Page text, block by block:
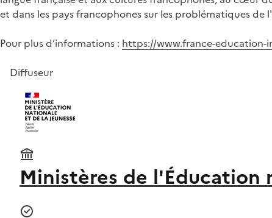
et dans les pays francophones sur les problématiques
Pour plus d’informations : https://www.france-education-
Diffuseur
Ministères de l'Éducation